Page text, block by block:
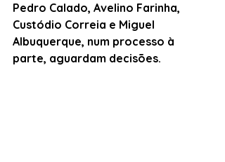
Pedro Calado, Avelino Farinha,
Custódio Correia e Miguel
Albuquerque, num processo à
parte, aguardam decisões.